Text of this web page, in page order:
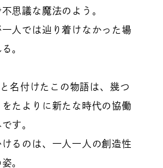
思議な魔法のよう。
人では辿り着けなかった場
。
名付けたこの物語は、幾つ
たよりに新たな時代の協働
す。
るのは、一人一人の創造性
。